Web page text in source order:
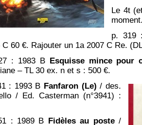
Le 4t
p. 319
C 60 €. Rajouter un 1a 2007 C Re.
: 1983 B Esquisse mince pour
– TL 30 ex. n et s : 500 €.
: 1993 B Fanfaron (Le) / des.
/ Ed. Casterman (n°3941) :
: 1989 B Fidèles au poste/